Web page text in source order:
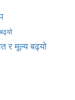
र मूल्य बढ्यो